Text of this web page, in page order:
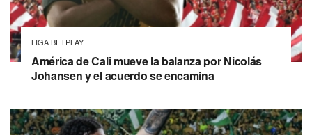
LIGA BETPLAY
América de Cali mueve la balanza por Nicolás
Johansen y el acuerdo se encamina